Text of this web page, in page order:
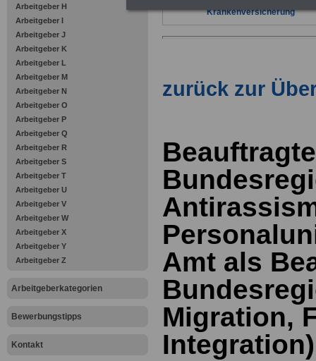
Arbeitgeber H
Arbeitgeber I
Arbeitgeber J
Arbeitgeber K
Arbeitgeber L
Arbeitgeber M
Arbeitgeber N
Arbeitgeber O
Arbeitgeber P
Arbeitgeber Q
Arbeitgeber R
Arbeitgeber S
Arbeitgeber T
Arbeitgeber U
Arbeitgeber V
Arbeitgeber W
Arbeitgeber X
Arbeitgeber Y
Arbeitgeber Z
Arbeitgeberkategorien
Bewerbungstipps
Kontakt
Krankenversicherung
zurück zur
Amt als
Migration,